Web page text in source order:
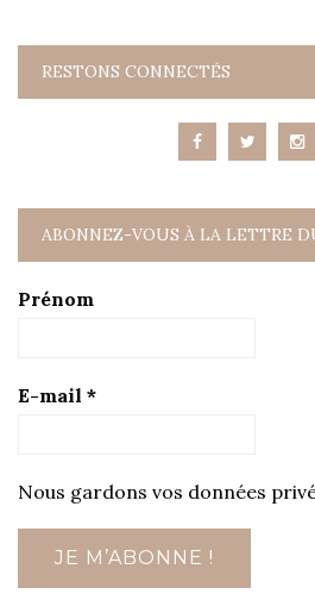
RESTONS CONNECTÉS
ABONNEZ-VOUS À LA LETTRE
Prénom
E-mail *
Nous gardons vos données